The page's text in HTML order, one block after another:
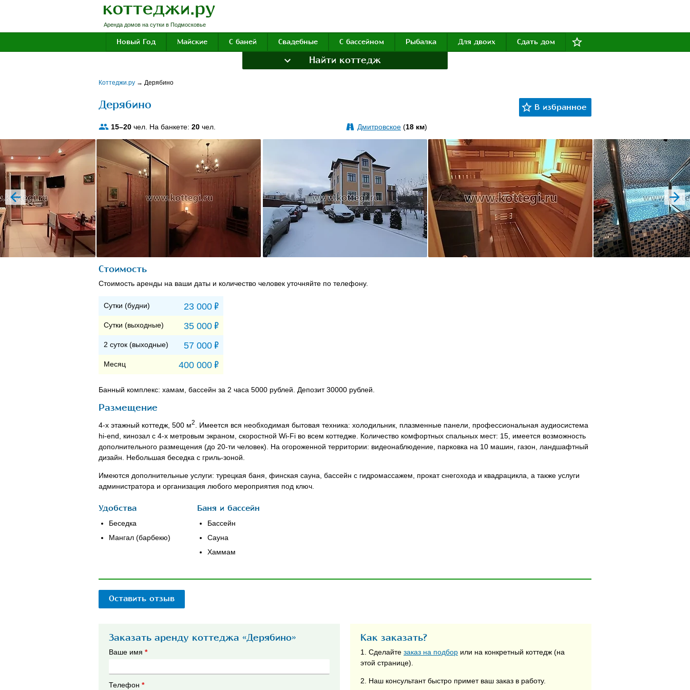
Аренда домов на сутки в Подмосковье
Новый Год Майские С баней Свадебные С бассейном Рыбалка Для двоих Сдать дом
Найти коттедж
Коттеджи.ру → Дерябино
Дерябино
15–20 чел. На банкете: 20 чел. Дмитровское (18 км)
prev next
Стоимость
Стоимость аренды на ваши даты и количество человек уточняйте по телефону.
Сутки (будни) 23 000Р
Сутки (выходные) 35 000Р
2 суток (выходные) 57 000Р
Месяц 400 000Р
Банный комплекс: хамам, бассейн за 2 часа 5000 рублей. Депозит 30000 рублей.
Размещение
4-х этажный коттедж, 500 м2
. Имеется вся необходимая бытовая техника: холодильник, плазменные панели, профессиональная аудиосистема
hi-end, кинозал с 4-х метровым экраном, скоростной Wi-Fi во всем коттедже. Количество комфортных спальных мест: 15, имеется возможность
дополнительного размещения (до 20-ти человек). На огороженной территории: видеонаблюдение, парковка на 10 машин, газон, ландшафтный
дизайн. Небольшая беседка с гриль-зоной.
Имеются дополнительные услуги: турецкая баня, финская сауна, бассейн с гидромассажем, прокат снегохода и квадрацикла, а также услуги
администратора и организация любого мероприятия под ключ.
Удобства
Беседка
Мангал (барбекю)
Баня и бассейн
Бассейн
Сауна
Хаммам
Оставить отзыв
Как заказать?
1. Сделайте заказ на подбор или на конкретный коттедж (на
этой странице).
2. Наш консультант быстро примет ваш заказ в работу.
Заказать аренду коттеджа «Дерябино»
Ваше имя *
Телефон *